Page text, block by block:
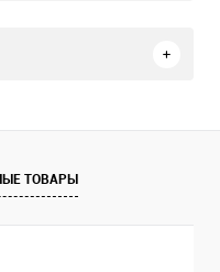
ТОВАРЫ